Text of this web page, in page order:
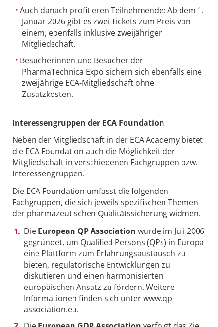
Auch danach profitieren Teilnehmende: Ab dem 1.
Januar 2026 gibt es zwei Tickets zum Preis von
einem, ebenfalls inklusive zweijähriger
Mitgliedschaft.
Besucherinnen und Besucher der
PharmaTechnica Expo sichern sich ebenfalls eine
zweijährige ECA-Mitgliedschaft ohne
Zusatzkosten.
Interessengruppen der ECA Foundation
Neben der Mitgliedschaft in der ECA Academy bietet
die ECA Foundation auch die Möglichkeit der
Mitgliedschaft in verschiedenen Fachgruppen bzw.
Interessengruppen.
Die ECA Foundation umfasst die folgenden
Fachgruppen, die sich jeweils spezifischen Themen
der pharmazeutischen Qualitätssicherung widmen.
Die European QP Association wurde im Juli 2006
gegründet, um Qualified Persons (QPs) in Europa
eine Plattform zum Erfahrungsaustausch zu
bieten, regulatorische Entwicklungen zu
diskutieren und einen harmonisierten
europäischen Ansatz zu fördern. Weitere
Informationen finden sich unter www.qp-
association.eu.